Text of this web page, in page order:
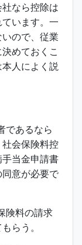
なら控除は
います。一
ので、従業
めておくこ
人によく説
であるなら
会保険料控
当金申請書
意が必要で
険料の請求
らう。